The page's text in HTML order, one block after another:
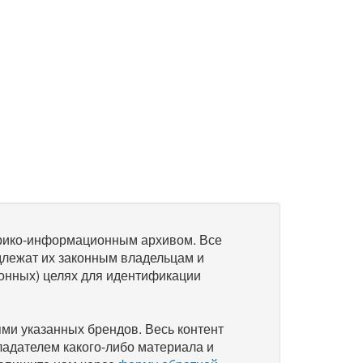
информационным архивом. Все
их законным владельцам и
целях для идентификации
указанных брендов. Весь контент
какого-либо материала и